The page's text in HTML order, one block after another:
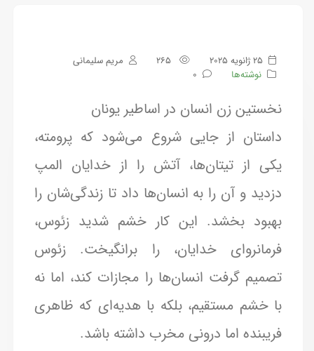
25 ژانویه 2025
مریم سلیمانی
نوشته‌ها
0
نخستین زن انسان در اساطیر یونان
داستان از جایی شروع می‌شود که پرومته،
یکی از تیتان‌ها، آتش را از خدایان المپ
دزدید و آن را به انسان‌ها داد تا زندگی‌شان را
بهبود بخشد. این کار خشم شدید زئوس،
فرمانروای خدایان، را برانگیخت. زئوس
تصمیم گرفت انسان‌ها را مجازات کند، اما نه
با خشم مستقیم، بلکه با هدیه‌ای که ظاهری
فریبنده اما درونی مخرب داشته باشد.